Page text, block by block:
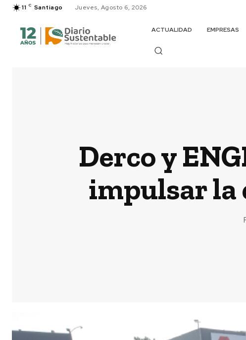
11 C Santiago Jueves, Agosto 6, 2026
ACTUALIDAD EMPRESAS
Derco y
impulsar la